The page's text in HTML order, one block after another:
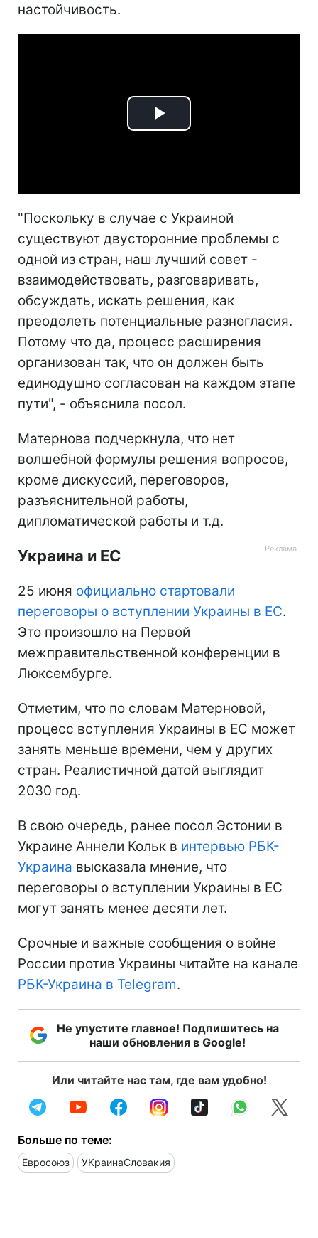
настойчивость.
Play
"Поскольку в случае с Украиной
существуют двусторонние проблемы с
одной из стран, наш лучший совет -
взаимодействовать, разговаривать,
обсуждать, искать решения, как
преодолеть потенциальные разногласия.
Потому что да, процесс расширения
организован так, что он должен быть
единодушно согласован на каждом этапе
пути", - объяснила посол.
Матернова подчеркнула, что нет
волшебной формулы решения вопросов,
кроме дискуссий, переговоров,
разъяснительной работы,
дипломатической работы и т.д.
Украина и ЕС
25 июня официально стартовали
переговоры о вступлении Украины в ЕС.
Это произошло на Первой
межправительственной конференции в
Люксембурге.
Отметим, что по словам Матерновой,
процесс вступления Украины в ЕС может
занять меньше времени, чем у других
стран. Реалистичной датой выглядит
2030 год.
В свою очередь, ранее посол Эстонии в
Украине Аннели Кольк в интервью РБК-
Украина высказала мнение, что
переговоры о вступлении Украины в ЕС
могут занять менее десяти лет.
Срочные и важные сообщения о войне
России против Украины читайте на канале
РБК-Украина в Telegram.
Не упустите главное! Подпишитесь на
наши обновления в Google!
Или читайте нас там, где вам удобно!
Больше по теме:
Евросоюз УКраинаСловакия